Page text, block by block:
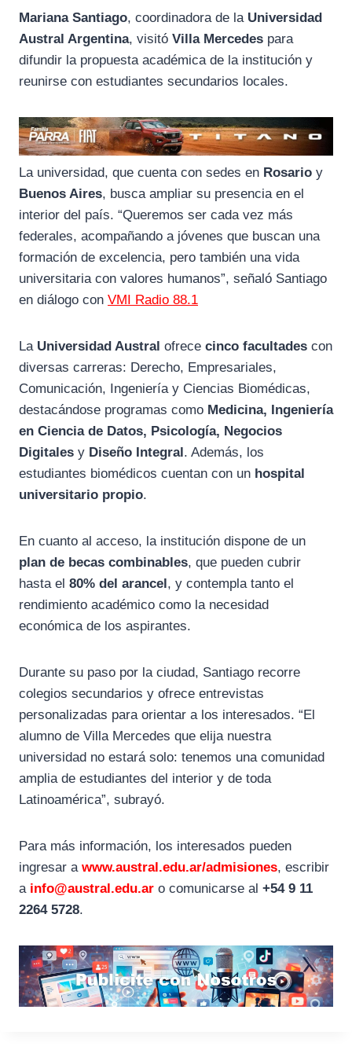
e
b
o
k
e
g
r
m
s
A
p
Mariana Santiago, coordinadora de la Universidad
Austral Argentina, visitó Villa Mercedes para
difundir la propuesta académica de la institución y
reunirse con estudiantes secundarios locales.
La universidad, que cuenta con sedes en Rosario y
Buenos Aires, busca ampliar su presencia en el
interior del país. “Queremos ser cada vez más
federales, acompañando a jóvenes que buscan una
formación de excelencia, pero también una vida
universitaria con valores humanos”, señaló Santiago
en diálogo con VMI Radio 88.1
La Universidad Austral ofrece cinco facultades con
diversas carreras: Derecho, Empresariales,
Comunicación, Ingeniería y Ciencias Biomédicas,
destacándose programas como Medicina, Ingeniería
en Ciencia de Datos, Psicología, Negocios
Digitales y Diseño Integral. Además, los
estudiantes biomédicos cuentan con un hospital
universitario propio.
En cuanto al acceso, la institución dispone de un
plan de becas combinables, que pueden cubrir
hasta el 80% del arancel, y contempla tanto el
rendimiento académico como la necesidad
económica de los aspirantes.
Durante su paso por la ciudad, Santiago recorre
colegios secundarios y ofrece entrevistas
personalizadas para orientar a los interesados. “El
alumno de Villa Mercedes que elija nuestra
universidad no estará solo: tenemos una comunidad
amplia de estudiantes del interior y de toda
Latinoamérica”, subrayó.
Para más información, los interesados pueden
ingresar a www.austral.edu.ar/admisiones, escribir
a info@austral.edu.ar o comunicarse al +54 9 11
2264 5728.